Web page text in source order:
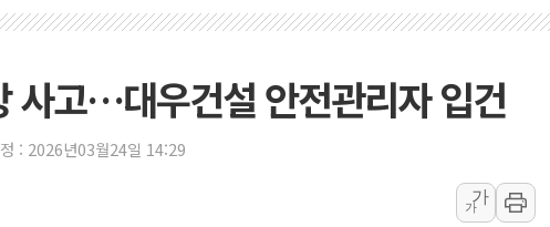
'화합' 꺼낸 김민석에
동해중부 전 해상 풍
연일 폭염에 온열질환
인제 용대리 계곡서
동해시, 11~14일 '별
사고…대우건설 안전관리자 입건
: 2026년03월24일 14:29
가
가